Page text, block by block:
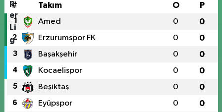
# Takım O P
1 Amed 0 0
2 Erzurumspor FK 0 0
3 Başakşehir 0 0
4 Kocaelispor 0 0
5 Beşiktaş 0 0
6 Eyüpspor 0 0